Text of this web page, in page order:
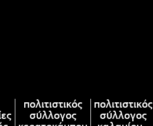
πολιτιστικός
σύλλογος
πολιτιστικός
σύλλογος